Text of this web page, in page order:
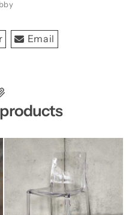
Email